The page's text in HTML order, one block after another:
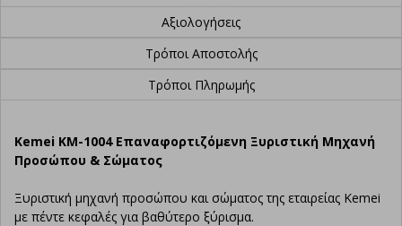
Αξιολογήσεις
Τρόποι Αποστολής
Τρόποι Πληρωμής
Kemei KM-1004 Επαναφορτιζόμενη Ξυριστική Μηχανή
Προσώπου & Σώματος
Ξυριστική μηχανή προσώπου και σώματος της εταιρείας Kemei
με πέντε κεφαλές για βαθύτερο ξύρισμα.